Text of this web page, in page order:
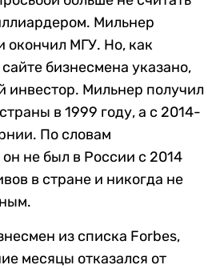
Мильнер
окончил МГУ. Но, как
бизнесмена указано,
инвестор. Мильнер получил
в 1999 году, а с 2014-
По словам
не был в России с 2014
в стране и никогда не
из списка Forbes,
месяцы отказался от